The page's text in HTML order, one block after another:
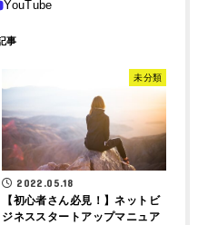
未分類
2022.05.18
【初心者さん必見！】ネットビ
ジネススタートアップマニュア